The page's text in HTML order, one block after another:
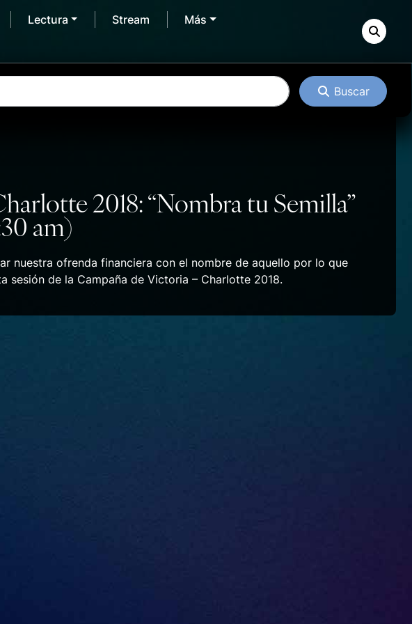
Lectura Stream Más
Buscar
2018: “Nombra tu Semilla”
am)
nuestra ofrenda financiera con el nombre de aquello por lo que
sesión de la Campaña de Victoria – Charlotte 2018.